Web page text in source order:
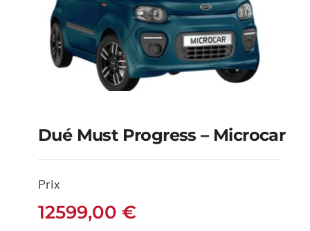
Dué Must Progress –
12599,00
Dué Must Progress – Microcar
Prix
12599,00 €